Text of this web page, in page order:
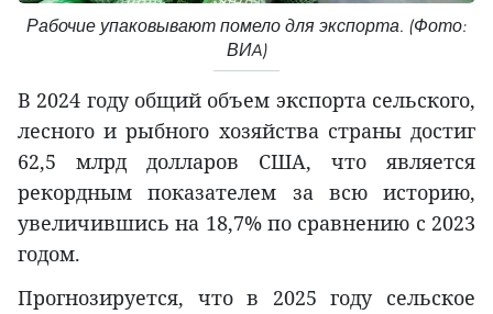
Рабочие упаковывают помело для экспорта. (Фото:
ВИA)
В 2024 году общий объем экспорта сельского,
лесного и рыбного хозяйства страны достиг
62,5 млрд долларов США, что является
рекордным показателем за всю историю,
увеличившись на 18,7% по сравнению с 2023
годом.
Прогнозируется, что в 2025 году сельское